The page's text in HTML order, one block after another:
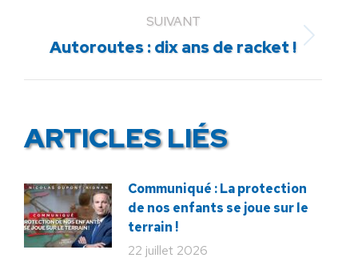
SUIVANT
Article
:
Autoroutes : dix ans de racket !
ARTICLES LIÉS
Communiqué : La protection
de nos enfants se joue sur le
terrain !
22 juillet 2026